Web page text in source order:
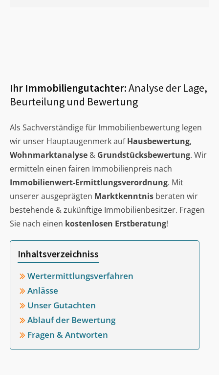
Ihr Immobiliengutachter:Analyse der Lage,
Beurteilung und Bewertung
Als Sachverständige für Immobilienbewertung legen
wir unser Hauptaugenmerk aufHausbewertung,
Wohnmarktanalyse & Grundstücksbewertung. Wir
ermitteln einen fairen Immobilienpreis nach
Immobilienwert-Ermittlungsverordnung. Mit
unserer ausgeprägten Marktkenntnis beraten wir
bestehende & zukünftige Immobilienbesitzer. Fragen
Sie nach einen kostenlosen Erstberatung!
Inhaltsverzeichniss
Wertermittlungsverfahren
Anlässe
Unser Gutachten
Ablauf der Bewertung
Fragen & Antworten